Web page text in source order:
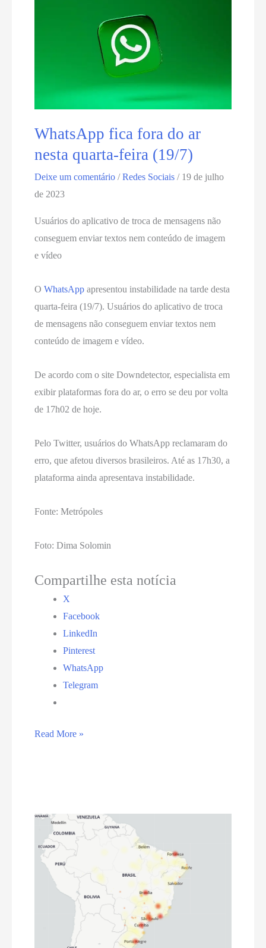
WhatsApp fica fora do ar
nesta quarta-feira (19/7)
Deixe um comentário /Redes Sociais / 19 de julho
de 2023
Usuários do aplicativo de troca de mensagens não
conseguem enviar textos nem conteúdo de imagem
e vídeo
OWhatsApp apresentou instabilidade na tarde desta
quarta-feira (19/7). Usuários do aplicativo de troca
de mensagens não conseguem enviar textos nem
conteúdo de imagem e vídeo.
De acordo com o site Downdetector, especialista em
exibir plataformas fora do ar, o erro se deu por volta
de 17h02 de hoje.
Pelo Twitter, usuários do WhatsApp reclamaram do
erro, que afetou diversos brasileiros. Até as 17h30, a
plataforma ainda apresentava instabilidade.
Fonte: Metrópoles
Foto: Dima Solomin
Compartilhe esta notícia
X
Facebook
LinkedIn
Pinterest
WhatsApp
Telegram
WhatsApp
nesta
quarta-
feira
(19/7)
Read More »